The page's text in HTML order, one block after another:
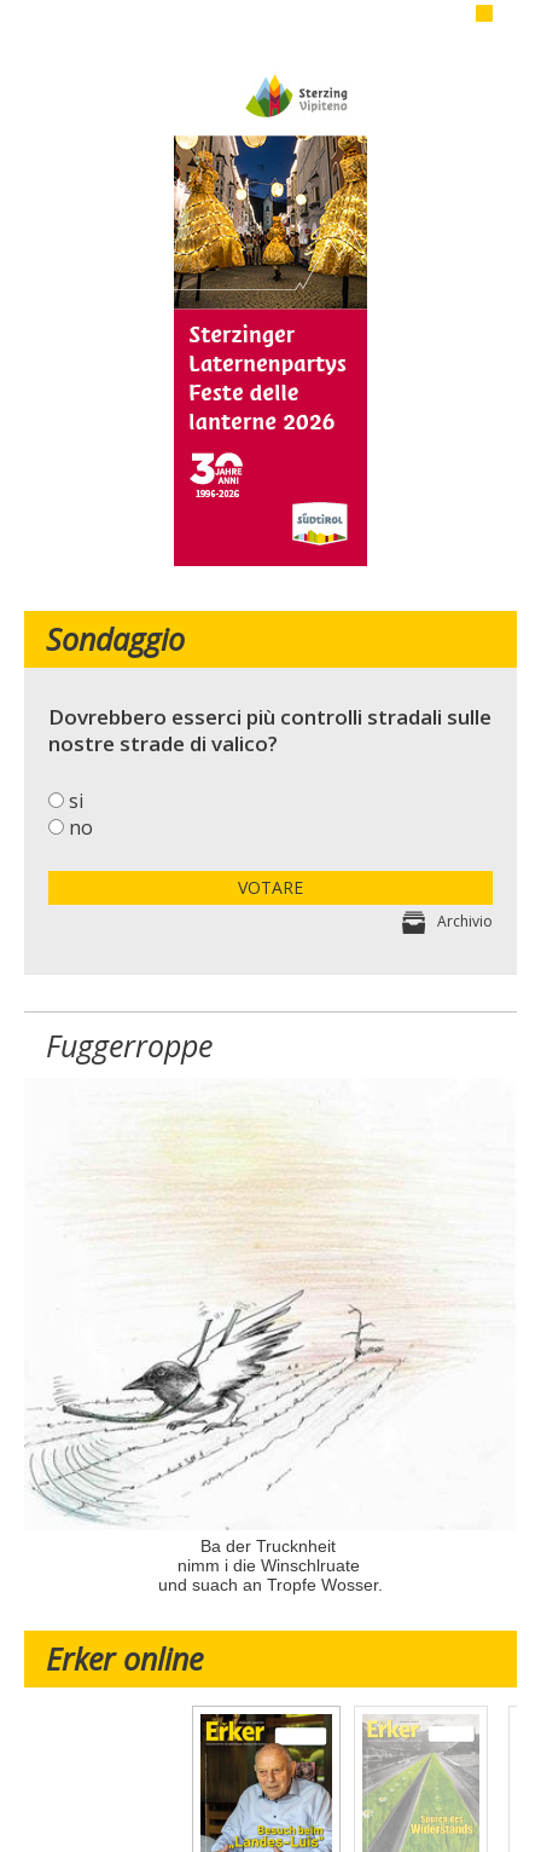
Sondaggio
Dovrebbero esserci più controlli stradali sulle
nostre strade di valico?
si
no
VOTARE
Archivio
Fuggerroppe
Ba der Trucknheit
nimm i die Winschlruate
und suach an Tropfe Wosser.
Erker online